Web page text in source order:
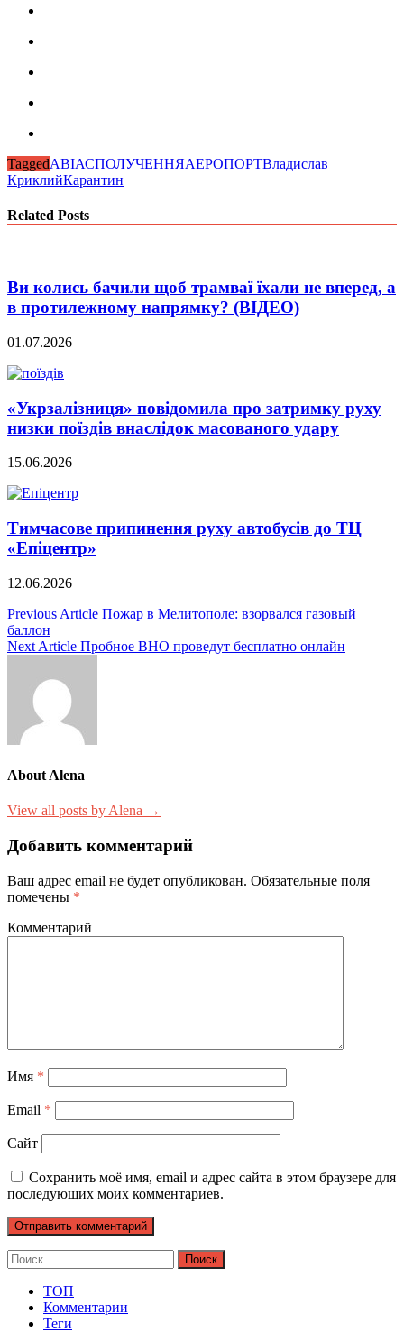
TaggedАВІАСПОЛУЧЕННЯАЕРОПОРТВладислав
КриклийКарантин
Related Posts
Ви колись бачили щоб трамваї їхали не вперед, а
в протилежному напрямку? (ВІДЕО)
01.07.2026
«Укрзалізниця» повідомила про затримку руху
низки поїздів внаслідок масованого удару
15.06.2026
Тимчасове припинення руху автобусів до ТЦ
«Епіцентр»
12.06.2026
Навигация
по
Previous Article Пожар в Мелитополе: взорвался газовый
баллон
Next Article Пробное ВНО проведут бесплатно онлайн
About Alena
View all posts by Alena →
Добавить комментарий
Ваш адрес email не будет опубликован. Обязательные поля
помечены *
Комментарий
Имя *
Email *
Сайт
Сохранить моё имя, email и адрес сайта в этом браузере для
последующих моих комментариев.
Найти:
ТОП
Комментарии
Теги